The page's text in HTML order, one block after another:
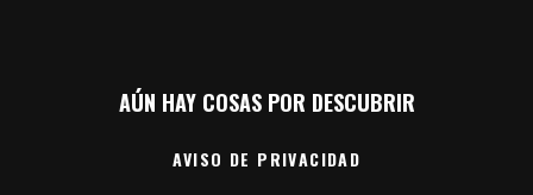
AÚN HAY COSAS POR DESCUBRIR
AVISO DE PRIVACIDAD